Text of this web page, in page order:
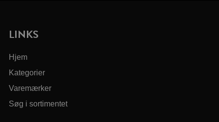
LINKS
Hjem
Kategorier
Varemærker
Søg i sortimentet